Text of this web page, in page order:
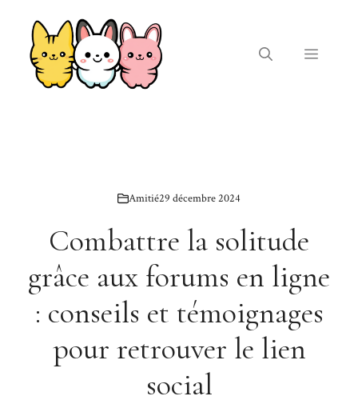
contenu
Menu
Amitié29 décembre 2024
Combattre la solitude
grâce aux forums en ligne
: conseils et témoignages
pour retrouver le lien
social